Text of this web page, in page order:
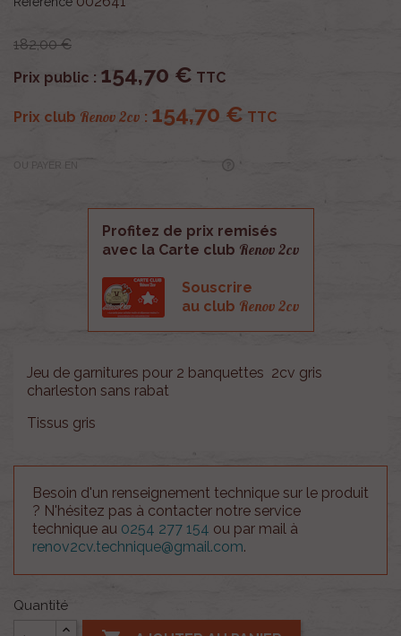
182,00 €
Prix public : 154,70 € TTC
Prix club Renov 2cv : 154,70 € TTC
Profitez de prix remisés
avec la Carte club Renov 2cv
Souscrire
au club Renov 2cv
Jeu de garnitures pour 2 banquettes 2cv gris
charleston sans rabat
Tissus gris
Besoin d'un renseignement technique sur le produit
? N'hésitez pas à contacter notre service
technique au 0254 277 154 ou par mail à
renov2cv.technique@gmail.com.
Quantité